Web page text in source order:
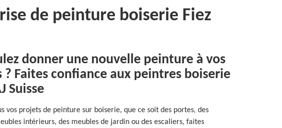
de peinture boiserie Fiez
donner une nouvelle peinture à vos
? Faites confiance aux peintres boiserie
Suisse
vos projets de peinture sur boiserie, que ce soit des portes, des
intérieurs, des meubles de jardin ou des escaliers, faites